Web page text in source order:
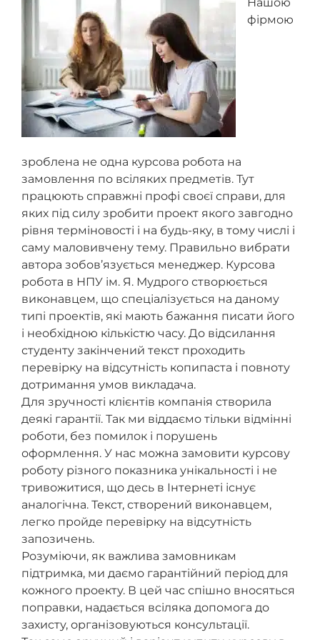
до ДСТУ 8302:2015.
фірмою
зроблена не одна курсова робота на
замовлення по всіляких предметів. Тут
працюють справжні профі своєї справи, для
яких під силу зробити проект якого завгодно
рівня терміновості і на будь-яку, в тому числі і
саму маловивчену тему. Правильно вибрати
автора зобов’язується менеджер. Курсова
робота в НПУ ім. Я. Мудрого створюється
виконавцем, що спеціалізується на даному
типі проектів, які мають бажання писати його
і необхідною кількістю часу. До відсилання
студенту закінчений текст проходить
перевірку на відсутність копипаста і повноту
дотримання умов викладача.
Для зручності клієнтів компанія створила
деякі гарантії. Так ми віддаємо тільки відмінні
роботи, без помилок і порушень
оформлення. У нас можна замовити курсову
роботу різного показника унікальності і не
тривожитися, що десь в Інтернеті існує
аналогічна. Текст, створений виконавцем,
легко пройде перевірку на відсутність
запозичень.
Розуміючи, як важлива замовникам
підтримка, ми даємо гарантійний період для
кожного проекту. В цей час спішно вносяться
поправки, надається всіляка допомога до
захисту, організовуються консультації.